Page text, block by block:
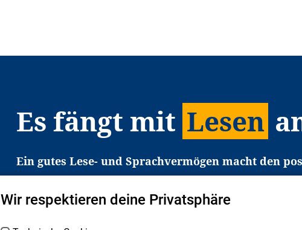
Es fängt mit Lesen
Ein gutes Lese- und Sprachvermögen macht den
Es erleichtert den Zugang zu Bildung und einem
Jugendliche in Deutschland haben aber große
deshalb gezielt an Familien sowie an
Wir respektieren deine Privatsphäre